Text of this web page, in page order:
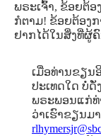
ພຣະເຈົ້າ, ຂ້ອຍຕ້
ກໍຕາມ! ຂ້ອຍຕ້ອງ
ຢາກໄດ້ໃນສິ່ງທີ່ຜູ້
ເມື່ອທ່ານຂຽນ
ປະເທດໃດ ບໍ່ດັ່
ພຣະພອນແກ່ທ່
ວ່າເຮົາຂຽນມ